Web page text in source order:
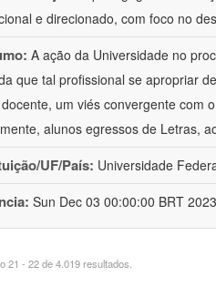
e direcionado, com foco no
A ação da Universidade no
que tal profissional se apropriar
um viés convergente com
alunos egressos de Letras,
UF/País: Universidade
Sun Dec 03 00:00:00 BRT
21 - 22 de 4.019 resultados.